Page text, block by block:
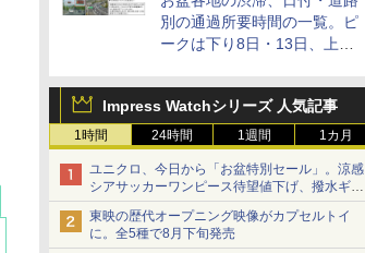
別の通過所要時間の一覧。ピ
ークは下り8日・13日、上り
Impress Watchシリーズ 人気記事
1時間 24時間 1週間 1カ月
ユニクロ、今日から「お盆特別セール」。涼感
シアサッカーワンピース待望値下げ、撥水ギア
ショーツは1990円に
東映の歴代オープニング映像がカプセルトイ
に。全5種で8月下旬発売